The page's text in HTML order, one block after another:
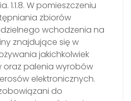
1.1.8. W pomieszczeniu
zbiorów
wchodzenia na
znajdujące się w
jakichkolwiek
oraz palenia wyrobów
elektronicznych.
do